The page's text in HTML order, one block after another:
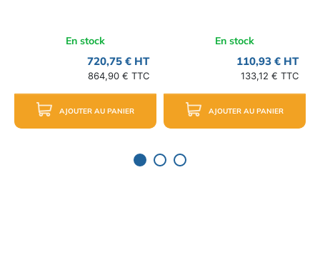
En stock
720,75 € HT
864,90 € TTC
AJOUTER AU PANIER
En stock
110,93 € HT
133,12 € TTC
AJOUTER AU PANIER